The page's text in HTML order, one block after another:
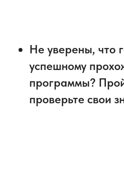
Не уверены, что
успешному
программы?
проверьте свои